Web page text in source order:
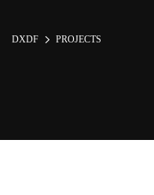
DXDF PROJECTS